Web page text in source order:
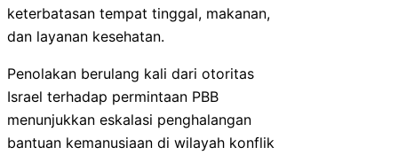
keterbatasan tempat tinggal, makanan,
dan layanan kesehatan.
Penolakan berulang kali dari otoritas
Israel terhadap permintaan PBB
menunjukkan eskalasi penghalangan
bantuan kemanusiaan di wilayah konflik